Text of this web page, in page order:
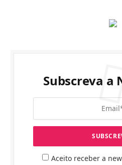
Subscreva a
Aceito receber a